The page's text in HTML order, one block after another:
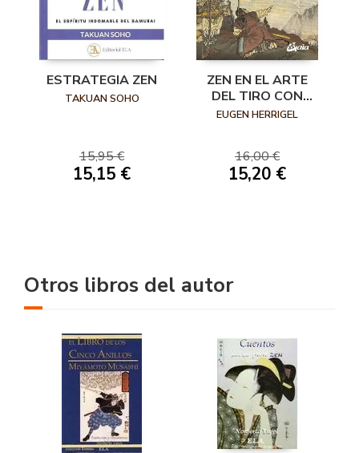
ESTRATEGIA ZEN
TAKUAN SOHO
15,95 €
15,15 €
ZEN EN EL ARTE
DEL TIRO CON
ARCO
EUGEN HERRIGEL
16,00 €
15,20 €
Otros libros del autor